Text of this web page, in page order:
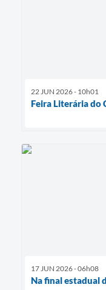
22 JUN 2026 - 10h01
Feira Literária do
17 JUN 2026 - 06h08
Na final estadual